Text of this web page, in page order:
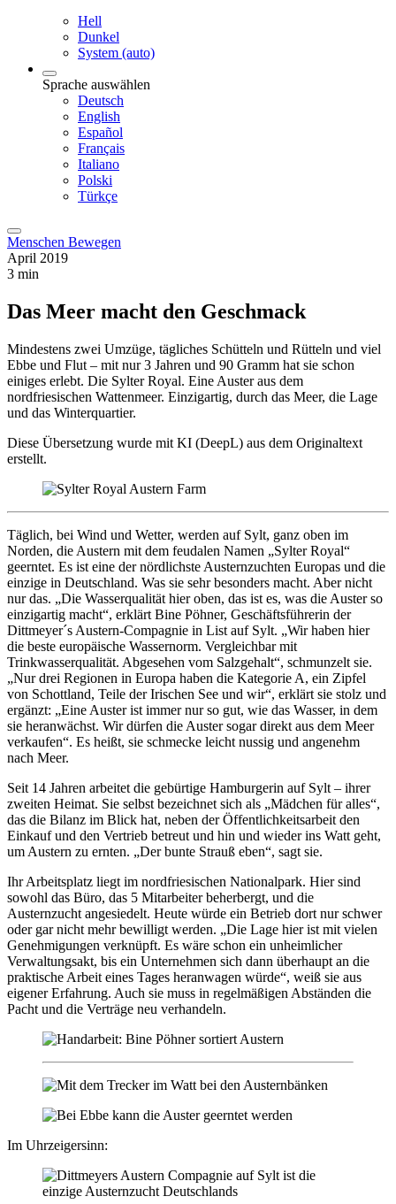
Hell
Dunkel
System (auto)
Sprache auswählen
Deutsch
English
Español
Français
Italiano
Polski
Türkçe
Menschen Bewegen
April 2019
3 min
Das Meer macht den Geschmack
Mindestens zwei Umzüge, tägliches Schütteln und Rütteln und viel
Ebbe und Flut – mit nur 3 Jahren und 90 Gramm hat sie schon
einiges erlebt. Die Sylter Royal. Eine Auster aus dem
nordfriesischen Wattenmeer. Einzigartig, durch das Meer, die Lage
und das Winterquartier.
Diese Übersetzung wurde mit KI (DeepL) aus dem Originaltext
erstellt.
Täglich, bei Wind und Wetter, werden auf Sylt, ganz oben im
Norden, die Austern mit dem feudalen Namen „Sylter Royal“
geerntet. Es ist eine der nördlichste Austernzuchten Europas und die
einzige in Deutschland. Was sie sehr besonders macht. Aber nicht
nur das. „Die Wasserqualität hier oben, das ist es, was die Auster so
einzigartig macht“, erklärt Bine Pöhner, Geschäftsführerin der
Dittmeyer´s Austern-Compagnie in List auf Sylt. „Wir haben hier
die beste europäische Wassernorm. Vergleichbar mit
Trinkwasserqualität. Abgesehen vom Salzgehalt“, schmunzelt sie.
„Nur drei Regionen in Europa haben die Kategorie A, ein Zipfel
von Schottland, Teile der Irischen See und wir“, erklärt sie stolz und
ergänzt: „Eine Auster ist immer nur so gut, wie das Wasser, in dem
sie heranwächst. Wir dürfen die Auster sogar direkt aus dem Meer
verkaufen“. Es heißt, sie schmecke leicht nussig und angenehm
nach Meer.
Seit 14 Jahren arbeitet die gebürtige Hamburgerin auf Sylt – ihrer
zweiten Heimat. Sie selbst bezeichnet sich als „Mädchen für alles“,
das die Bilanz im Blick hat, neben der Öffentlichkeitsarbeit den
Einkauf und den Vertrieb betreut und hin und wieder ins Watt geht,
um Austern zu ernten. „Der bunte Strauß eben“, sagt sie.
Ihr Arbeitsplatz liegt im nordfriesischen Nationalpark. Hier sind
sowohl das Büro, das 5 Mitarbeiter beherbergt, und die
Austernzucht angesiedelt. Heute würde ein Betrieb dort nur schwer
oder gar nicht mehr bewilligt werden. „Die Lage hier ist mit vielen
Genehmigungen verknüpft. Es wäre schon ein unheimlicher
Verwaltungsakt, bis ein Unternehmen sich dann überhaupt an die
praktische Arbeit eines Tages heranwagen würde“, weiß sie aus
eigener Erfahrung. Auch sie muss in regelmäßigen Abständen die
Pacht und die Verträge neu verhandeln.
Im Uhrzeigersinn: